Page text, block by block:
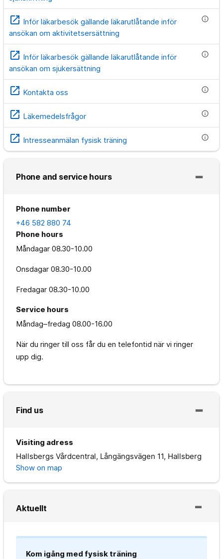
open_in_new Inför läkarbesök gällande läkarutlåtande inför
ansökan om aktivitetsersättning
info
open_in_new Inför läkarbesök gällande läkarutlåtande inför
ansökan om sjukersättning
info
open_in_new Kontakta oss info
open_in_new Läkemedelsfrågor info
open_in_new Intresseanmälan fysisk träning info
Phone and service hours
Phone number
+46 582 880 74
Phone hours
Måndagar 08.30-10.00
Onsdagar 08.30-10.00
Fredagar 08.30-10.00
Service hours
Måndag–fredag 08.00-16.00
När du ringer till oss får du en telefontid när vi ringer
upp dig.
Find us
Visiting adress
Hallsbergs Vårdcentral, Långängsvägen 11, Hallsberg
Show on map
Aktuellt
Kom igång med fysisk träning